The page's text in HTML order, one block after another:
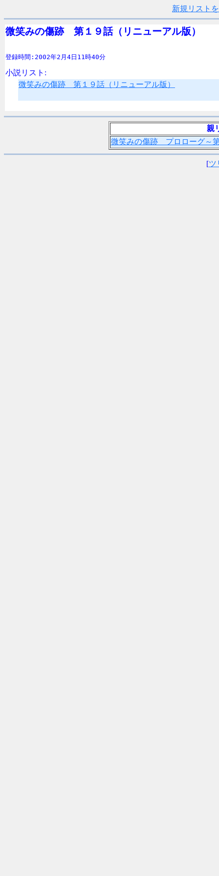
新規リスト
微笑みの傷跡　第１９話（リニューアル版）
登録時間:2002年2月4日11時40分
小説リスト:
微笑みの傷跡 第１９話（リニューアル版）
親
微笑みの傷跡 プロローグ～
[ツ